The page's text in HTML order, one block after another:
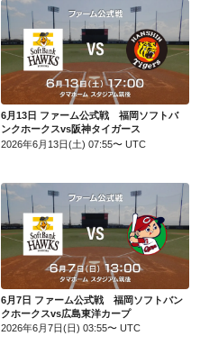
6月13日 ファーム公式戦 福岡ソフトバンクホークスvs阪神タイガース
6月13日 ファーム公式戦 福岡ソフトバ
ンクホークスvs阪神タイガース
2026年6月13日(土) 07:55〜 UTC
6月7日 ファーム公式戦 福岡ソフトバンクホークスvs広島東洋カープ
6月7日 ファーム公式戦 福岡ソフトバン
クホークスvs広島東洋カープ
2026年6月7日(日) 03:55〜 UTC